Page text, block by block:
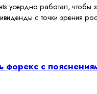
усердно работал,
с точки зрения
с